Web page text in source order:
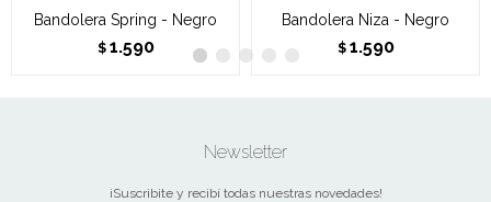
Bandolera Spring - Negro
$ 1.590
Bandolera Niza - Negro
$ 1.590
Newsletter
¡Suscribite y recibí todas nuestras novedades!